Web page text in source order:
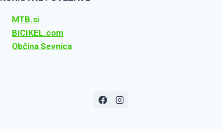
MTB.si
BICIKEL.com
Občina Sevnica